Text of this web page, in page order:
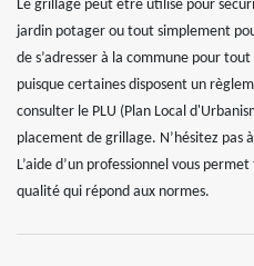
Le grillage peut être utilisé pour
jardin potager ou tout simplement
de s’adresser à la commune pour
puisque certaines disposent un
consulter le PLU (Plan Local
placement de grillage. N’hésitez pas
L’aide d’un professionnel vous
qualité qui répond aux normes.